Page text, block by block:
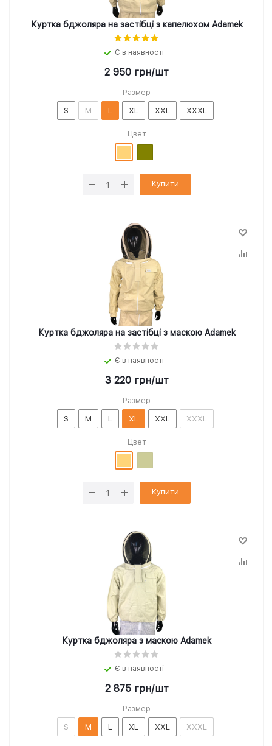
Куртка бджоляра на застібці з капелюхом Adamek
Є в наявності
2 950 грн/шт
Размер
S M L XL XXL XXXL
Цвет
Купити
Куртка бджоляра на застібці з маскою Adamek
Є в наявності
3 220грн/шт
Размер
S M L XL XXL XXXL
Цвет
Купити
Куртка бджоляра з маскою Adamek
Є в наявності
2 875грн/шт
Размер
S M L XL XXL XXXL